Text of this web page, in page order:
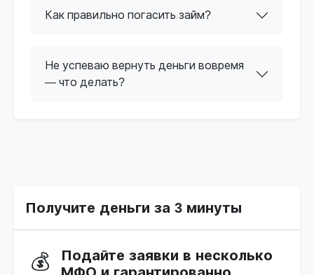
Как правильно погасить займ?
Не успеваю вернуть деньги вовремя
— что делать?
Получите деньги за 3 минуты
💰
Подайте заявки в несколько
МФО и гарантированно